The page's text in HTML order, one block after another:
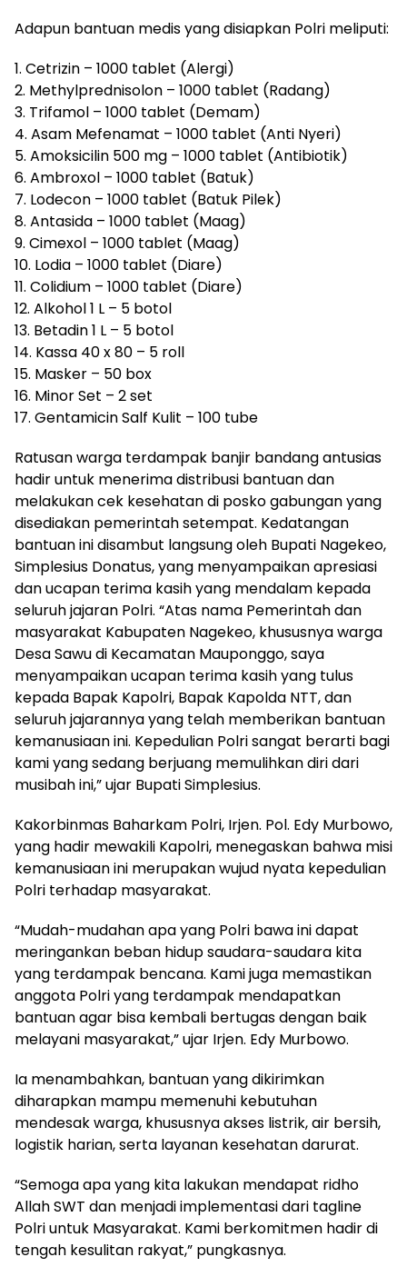
Adapun bantuan medis yang disiapkan Polri meliputi:
1. Cetrizin – 1000 tablet (Alergi)
2. Methylprednisolon – 1000 tablet (Radang)
3. Trifamol – 1000 tablet (Demam)
4. Asam Mefenamat – 1000 tablet (Anti Nyeri)
5. Amoksicilin 500 mg – 1000 tablet (Antibiotik)
6. Ambroxol – 1000 tablet (Batuk)
7. Lodecon – 1000 tablet (Batuk Pilek)
8. Antasida – 1000 tablet (Maag)
9. Cimexol – 1000 tablet (Maag)
10. Lodia – 1000 tablet (Diare)
11. Colidium – 1000 tablet (Diare)
12. Alkohol 1 L – 5 botol
13. Betadin 1 L – 5 botol
14. Kassa 40 x 80 – 5 roll
15. Masker – 50 box
16. Minor Set – 2 set
17. Gentamicin Salf Kulit – 100 tube
Ratusan warga terdampak banjir bandang antusias
hadir untuk menerima distribusi bantuan dan
melakukan cek kesehatan di posko gabungan yang
disediakan pemerintah setempat. Kedatangan
bantuan ini disambut langsung oleh Bupati Nagekeo,
Simplesius Donatus, yang menyampaikan apresiasi
dan ucapan terima kasih yang mendalam kepada
seluruh jajaran Polri. “Atas nama Pemerintah dan
masyarakat Kabupaten Nagekeo, khususnya warga
Desa Sawu di Kecamatan Mauponggo, saya
menyampaikan ucapan terima kasih yang tulus
kepada Bapak Kapolri, Bapak Kapolda NTT, dan
seluruh jajarannya yang telah memberikan bantuan
kemanusiaan ini. Kepedulian Polri sangat berarti bagi
kami yang sedang berjuang memulihkan diri dari
musibah ini,” ujar Bupati Simplesius.
Kakorbinmas Baharkam Polri, Irjen. Pol. Edy Murbowo,
yang hadir mewakili Kapolri, menegaskan bahwa misi
kemanusiaan ini merupakan wujud nyata kepedulian
Polri terhadap masyarakat.
“Mudah-mudahan apa yang Polri bawa ini dapat
meringankan beban hidup saudara-saudara kita
yang terdampak bencana. Kami juga memastikan
anggota Polri yang terdampak mendapatkan
bantuan agar bisa kembali bertugas dengan baik
melayani masyarakat,” ujar Irjen. Edy Murbowo.
Ia menambahkan, bantuan yang dikirimkan
diharapkan mampu memenuhi kebutuhan
mendesak warga, khususnya akses listrik, air bersih,
logistik harian, serta layanan kesehatan darurat.
“Semoga apa yang kita lakukan mendapat ridho
Allah SWT dan menjadi implementasi dari tagline
Polri untuk Masyarakat. Kami berkomitmen hadir di
tengah kesulitan rakyat,” pungkasnya.